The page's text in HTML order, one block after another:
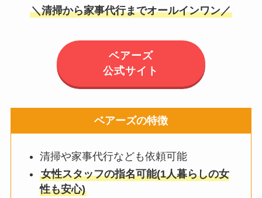
＼清掃から家事代行までオールインワン／
ベアーズ
公式サイト
ベアーズの特徴
清掃や家事代行なども依頼可能
女性スタッフの指名可能(1人暮らしの女
性も安心)